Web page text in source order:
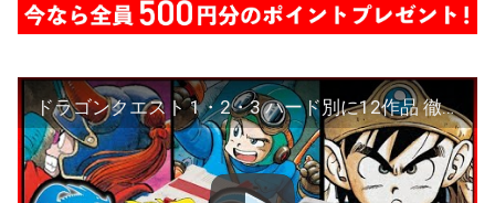
ドラゴンクエスト 1・2・3 ハード別に12作品 徹底比較【FC･SFC･GB･PS4】